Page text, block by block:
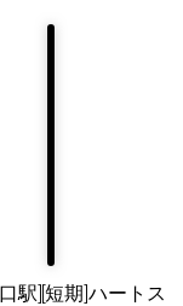
駅][短期]ハートス